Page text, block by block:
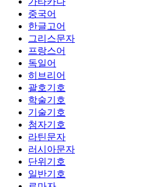
중국어
한글고어
그리스문자
프랑스어
독일어
히브리어
괄호기호
학술기호
기술기호
첨자기호
라틴문자
러시아문자
단위기호
일반기호